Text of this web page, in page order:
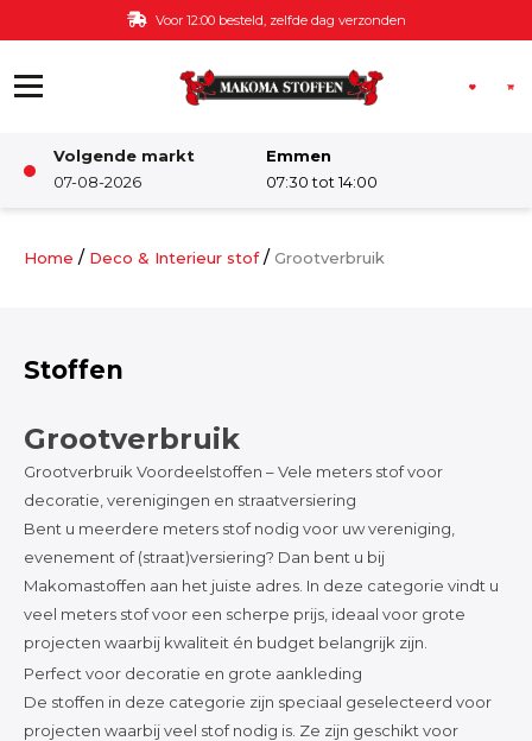
Ga naar de inhoud Voor 12:00 besteld, zelfde dag verzonden
Volgende markt
07-08-2026
Emmen
07:30 tot 14:00
Damesstoffen
Kinderkamer
Katoen
Grootverbruik
Tijdpakker stof
Home / Deco & Interieur stof/ Grootverbruik
Stoffen
Grootverbruik
Grootverbruik Voordeelstoffen – Vele meters stof voor
decoratie, verenigingen en straatversiering
Bent u meerdere meters stof nodig voor uw vereniging,
evenement of (straat)versiering? Dan bent u bij
Makomastoffen aan het juiste adres. In deze categorie vindt u
veel meters stof voor een scherpe prijs, ideaal voor grote
projecten waarbij kwaliteit én budget belangrijk zijn.
Perfect voor decoratie en grote aankleding
De stoffen in deze categorie zijn speciaal geselecteerd voor
projecten waarbij veel stof nodig is. Ze zijn geschikt voor